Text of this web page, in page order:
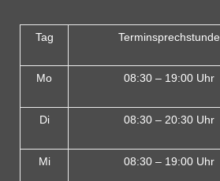
Tag Terminsprechstunde
Mo 08:30 – 19:00 Uhr
Di 08:30 – 20:30 Uhr
Mi 08:30 – 19:00 Uhr